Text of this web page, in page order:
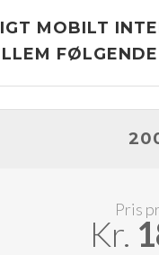
MOBILT
Pris
Kr.